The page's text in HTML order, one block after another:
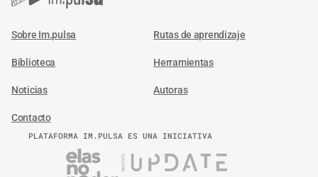
Sobre Im.pulsa Rutas de aprendizaje
Biblioteca Herramientas
Noticias Autoras
Contacto
PLATAFORMA IM.PULSA ES UNA INICIATIVA